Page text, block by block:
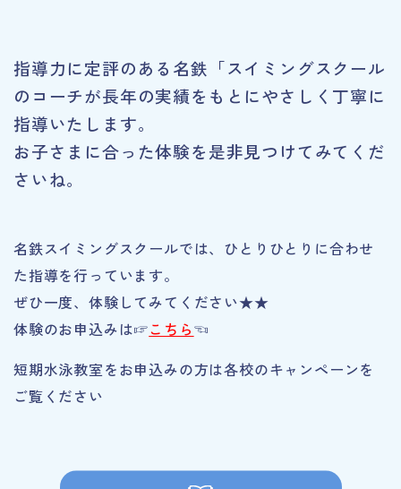
指導力に定評のある名鉄「スイミングスクール
のコーチが長年の実績をもとにやさしく丁寧に
指導いたします。
お子さまに合った体験を是非見つけてみてくだ
さいね。
名鉄スイミングスクールでは、ひとりひとりに合わせ
た指導を行っています。
ぜひ一度、体験してみてください★★
体験のお申込みは☞こちら☜
短期水泳教室をお申込みの方は各校のキャンペーンを
ご覧ください